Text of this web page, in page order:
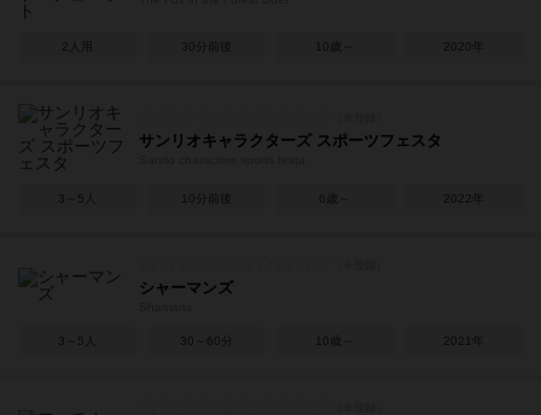
2人用 30分前後 10歳～ 2020年
サンリオキャラクターズ スポーツフェスタ
3～5人 10分前後 6歳～ 2022年
シャーマンズ
3～5人 30～60分 10歳～ 2021年